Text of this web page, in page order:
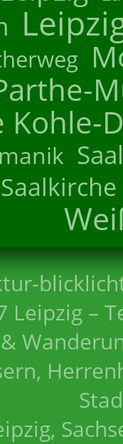
Kohle-
Saalkirche
Leipzig –